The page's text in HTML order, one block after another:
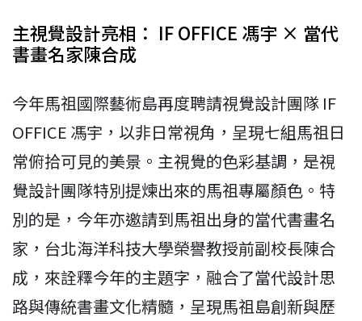
主視覺設計亮相： IF OFFICE 馮宇 × 當代
書畫名家陳合成
今年馬祖國際藝術島再度聘請視覺設計團隊 IF
OFFICE 馮宇，以非日常視角，呈現七組馬祖日
常俯拾可見的美景。主視覺的色彩基調，是視
覺設計團隊特別提煉出來的馬祖專屬顏色。特
別的是，今年亦邀請到馬祖出身的當代書畫名
家，台北海洋科技大學榮譽教授前副校長陳合
成，來詮釋今年的主題字，融合了當代設計思
路與傳統書畫文化精髓，呈現馬祖島創新與歷